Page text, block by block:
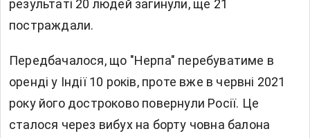
результаті 20 людей загинули, ще 21
постраждали.
Передбачалося, що "Нерпа" перебуватиме в
оренді у Індії 10 років, проте вже в червні 2021
року його достроково повернули Росії. Це
сталося через вибух на борту човна балона